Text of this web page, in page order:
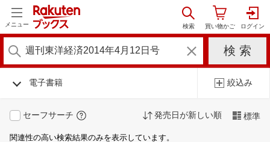
メニュー
電子書籍 絞込み
セーフサーチ 発売日が新しい順 標準
関連性の高い検索結果のみを表示しています。